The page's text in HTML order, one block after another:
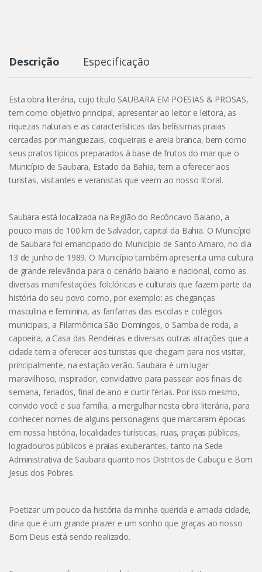
Descrição Especificação
Esta obra literária, cujo título SAUBARA EM POESIAS & PROSAS,
tem como objetivo principal, apresentar ao leitor e leitora, as
riquezas naturais e as características das belíssimas praias
cercadas por manguezais, coqueirais e areia branca, bem como
seus pratos típicos preparados à base de frutos do mar que o
Município de Saubara, Estado da Bahia, tem a oferecer aos
turistas, visitantes e veranistas que veem ao nosso litoral.
Saubara está localizada na Região do Recôncavo Baiano, a
pouco mais de 100 km de Salvador, capital da Bahia. O Município
de Saubara foi emancipado do Município de Santo Amaro, no dia
13 de junho de 1989. O Município também apresenta uma cultura
de grande relevância para o cenário baiano e nacional, como as
diversas manifestações folclóricas e culturais que fazem parte da
história do seu povo como, por exemplo: as cheganças
masculina e feminina, as fanfarras das escolas e colégios
municipais, a Filarmônica São Domingos, o Samba de roda, a
capoeira, a Casa das Rendeiras e diversas outras atrações que a
cidade tem a oferecer aos turistas que chegam para nos visitar,
principalmente, na estação verão. Saubara é um lugar
maravilhoso, inspirador, convidativo para passear aos finais de
semana, feriados, final de ano e curtir férias. Por isso mesmo,
convido você e sua família, a mergulhar nesta obra literária, para
conhecer nomes de alguns personagens que marcaram épocas
em nossa história, localidades turísticas, ruas, praças públicas,
logradouros públicos e praias exuberantes, tanto na Sede
Administrativa de Saubara quanto nos Distritos de Cabuçu e Bom
Jesus dos Pobres.
Poetizar um pouco da história da minha querida e amada cidade,
diria que é um grande prazer e um sonho que graças ao nosso
Bom Deus está sendo realizado.